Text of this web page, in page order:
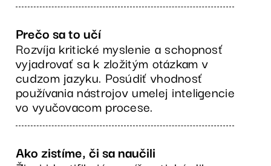
Prečo sa to učí
Rozvíja kritické myslenie a schopnosť
vyjadrovať sa k zložitým otázkam v
cudzom jazyku. Posúdiť vhodnosť
používania nástrojov umelej inteligencie
vo vyučovacom procese.
Ako zistíme, či sa naučili